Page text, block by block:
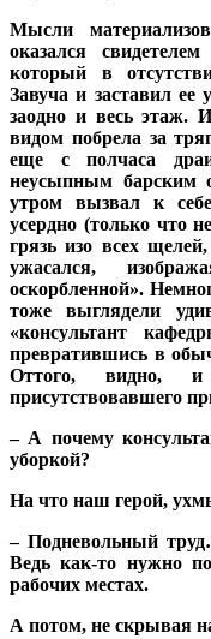
Мысли
оказался
который в
Завуча и заставил ее
заодно и весь этаж.
видом побрела за
еще с полчаса
неусыпным барским
утром вызвал к
усердно (только что
грязь изо всех
ужасался,
оскорбленной».
тоже выглядели
«консультант
превратившись в
Оттого, видно, и
присутствовавшего
– А почему
уборкой?
На что наш герой,
– Подневольный
Ведь как-то нужно
рабочих местах.
А потом, не скрывая